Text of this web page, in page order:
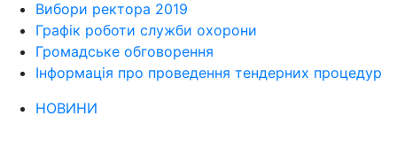
Вибори ректора 2019
Графік роботи служби охорони
Громадське обговорення
Інформація про проведення тендерних процедур
НОВИНИ